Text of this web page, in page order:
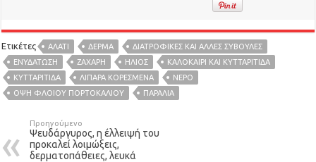
Ετικέτες ΑΛΆΤΙ ΔΕΡΜΑ
ΔΙΑΤΡΟΦΙΚΕΣ ΚΑΙ ΑΛΛΕΣ ΣΥΒΟΥΛΕΣ
ΕΝΥΔΆΤΩΣΗ
ΖΑΧΑΡΗ ΗΛΙΟΣ
ΚΑΛΟΚΑΙΡΙ ΚΑΙ ΚΥΤΤΑΡΙΤΙΔΑ
ΚΥΤΤΑΡΙΤΙΔΑ
ΛΙΠΑΡΑ ΚΟΡΕΣΜΕΝΑ
ΝΕΡΟ
ΟΨΗ ΦΛΟΙΟΥ ΠΟΡΤΟΚΑΛΙΟΥ
ΠΑΡΑΛΊΑ
Προηγούμενο
Ψευδάργυρος, η έλλειψή του
προκαλεί λοιμώξεις,
δερματοπάθειες, λευκά